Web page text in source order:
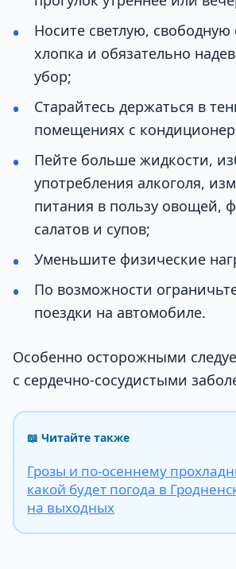
Носите светлую, свободную
хлопка и обязательно
убор;
Старайтесь держаться в
помещениях с
Пейте больше жидкости,
употребления алкоголя,
питания в пользу овощей,
салатов и супов;
Уменьшите физические
По возможности
поездки на автомобиле.
Особенно осторожными
с сердечно-сосудистыми
📖 Читайте также
Грозы и по-осеннему
какой будет погода в
на выходных